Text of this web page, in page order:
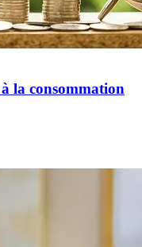
la consommation